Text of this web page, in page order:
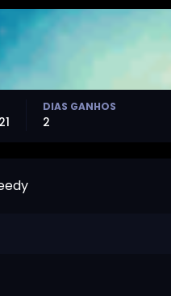
DIAS GANHOS
2